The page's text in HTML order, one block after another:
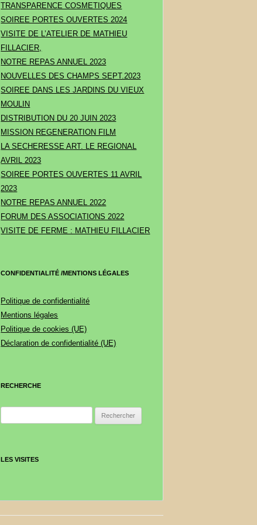
TRANSPARENCE COSMETIQUES
SOIREE PORTES OUVERTES 2024
VISITE DE L’ATELIER DE MATHIEU
FILLACIER,
NOTRE REPAS ANNUEL 2023
NOUVELLES DES CHAMPS SEPT.2023
SOIREE DANS LES JARDINS DU VIEUX
MOULIN
DISTRIBUTION DU 20 JUIN 2023
MISSION REGENERATION FILM
LA SECHERESSE ART. LE REGIONAL
AVRIL 2023
SOIREE PORTES OUVERTES 11 AVRIL
2023
NOTRE REPAS ANNUEL 2022
FORUM DES ASSOCIATIONS 2022
VISITE DE FERME : MATHIEU FILLACIER
CONFIDENTIALITÉ /MENTIONS LÉGALES
Politique de confidentialité
Mentions légales
Politique de cookies (UE)
Déclaration de confidentialité (UE)
RECHERCHE
LES VISITES